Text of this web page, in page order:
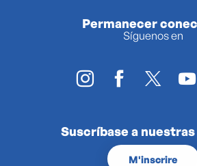
Permanecer
Síguenos en
Suscríbase a
M'inscrire